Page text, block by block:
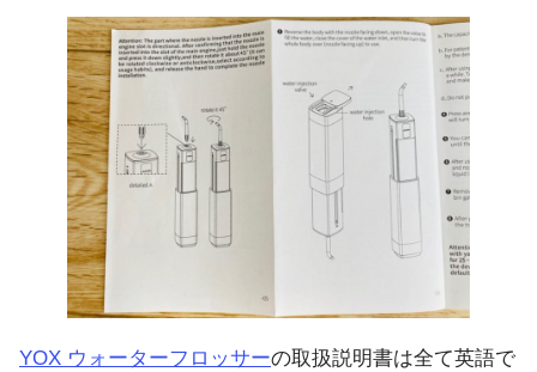
YOX ウォーターフロッサーの取扱説明書は全て英語で